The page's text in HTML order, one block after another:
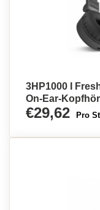
3HP1000 I
On-Ear-
€29,62 Pro